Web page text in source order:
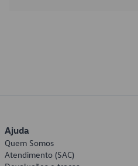
Ajuda
Quem Somos
Atendimento (SAC)